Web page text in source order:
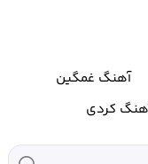
آهنگ غمگین
کردی